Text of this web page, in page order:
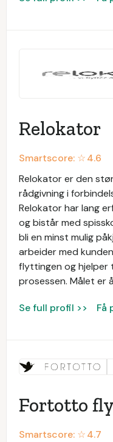
Relokator
Smartscore: ☆4.6
Relokator er den
rådgivning i
Relokator har lang
og bistår med
bli en minst mulig
arbeider med
flyttingen og hjelper
prosessen. Målet er
Se full profil >> Få
Fortotto
Smartscore: ☆4.7